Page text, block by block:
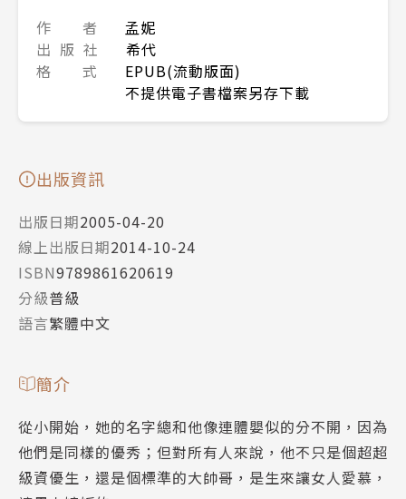
作 者
孟妮
出 版 社
希代
格 式
EPUB(流動版面)
不提供電子書檔案另存下載
出版資訊
出版日期2005-04-20
線上出版日期2014-10-24
ISBN9789861620619
分級普級
語言繁體中文
簡介
從小開始，她的名字總和他像連體嬰似的分不開，因為
他們是同樣的優秀；但對所有人來說，他不只是個超超
級資優生，還是個標準的大帥哥，是生來讓女人愛慕，